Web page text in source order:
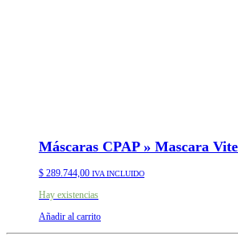
Máscaras CPAP » Mascara
$ 289.744,00 IVA INCLUIDO
Hay existencias
Añadir al carrito